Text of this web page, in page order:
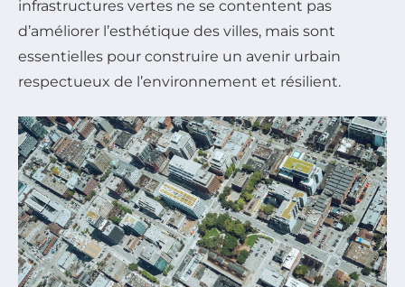
infrastructures vertes ne se contentent pas
d’améliorer l’esthétique des villes, mais sont
essentielles pour construire un avenir urbain
respectueux de l’environnement et résilient.